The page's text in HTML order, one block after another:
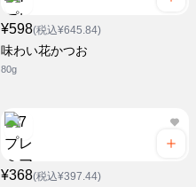
¥598(税込¥645.84)
味わい花かつお
80g
¥368(税込¥397.44)